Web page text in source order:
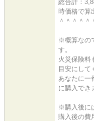
総合計：
時価格で算
＾＾＾＾＾
※概算なの
す。
火災保険料
目安にして
あなたに一
に購入でき
※購入後に
購入後の費